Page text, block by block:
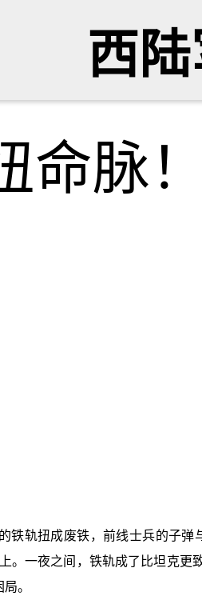
西
命脉
铁轨扭成废铁，前线士兵的子
一夜之间，铁轨成了比坦克更
。